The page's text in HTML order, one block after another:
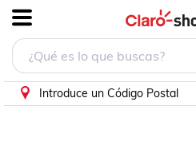
Introduce un Código Postal